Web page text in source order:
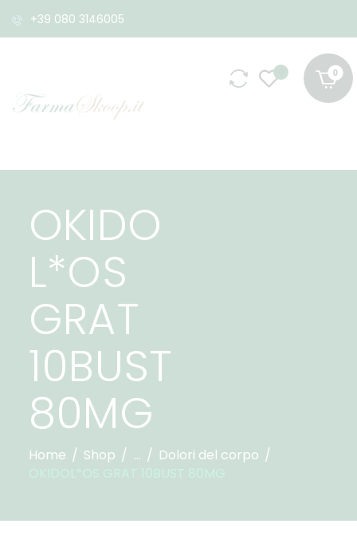
+39 080 3146005
0
OKIDO
L*OS
GRAT
10BUST
80MG
Home Shop ...
Dolori del corpo